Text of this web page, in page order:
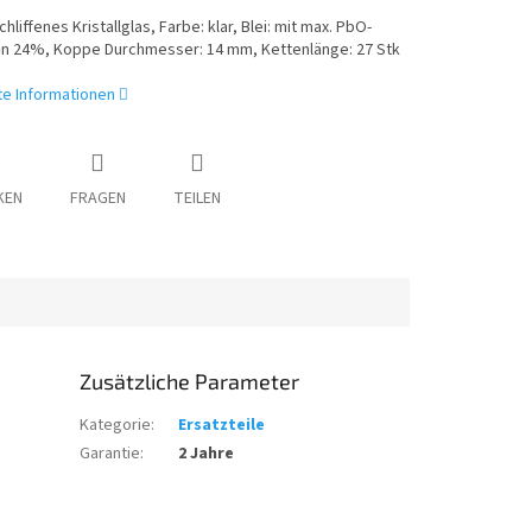
Kristallglas, Farbe: klar, Blei: mit max. PbO-
24%, Koppe Durchmesser: 14 mm, Kettenlänge: 27 Stk
Informationen
FRAGEN TEILEN
Zusätzliche Parameter
Kategorie:
Ersatzteile
Garantie: 2 Jahre